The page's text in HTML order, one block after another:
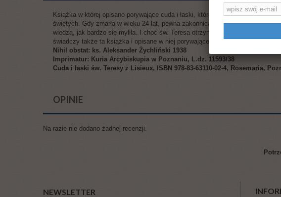
Książka w której opisano porywające cuda i łaski, które ta Mała–Wielka
świętych. Gdy zmarła w wieku 24 lat, pewna zakonnica z jej klasztoru
wiedzą, jak bardzo się myliła. I choć św. Teresa otrzymała przydomek
świadczy także ta książka i opisane w niej porywające cuda i łaski, które ta
Nihil obstat: ks. Aleksander Żychliński 1938
Imprimatur: Kuria Arcybiskupia w Poznaniu, L.dz. 11593/38
Cuda i łaski św. Teresy z Lisieux, ISBN 978-83-63110-02-4, Rosemaria,
OPINIE
Na razie nie dodano żadnej recenzji.
NEWSLETTER